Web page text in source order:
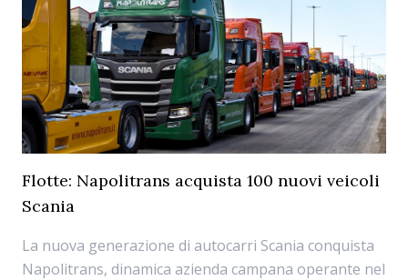
Flotte: Napolitrans acquista 100 nuovi veicoli
Scania
La nuova generazione di autocarri Scania conquista
Napolitrans, dinamica azienda campana operante nel